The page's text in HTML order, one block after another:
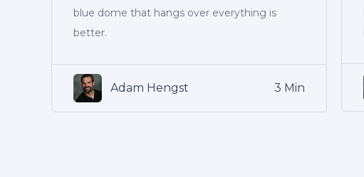
blue dome that hangs over everything is
better.
Adam Hengst 3 Min